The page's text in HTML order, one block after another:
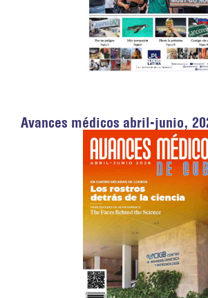
Avances médicos abril-junio,